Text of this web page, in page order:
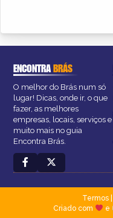
ENCONTRABRÁS
O melhor do Brás num só
lugar! Dicas, onde ir, o que
fazer, as melhores
empresas, locais, serviços e
muito mais no guia
Encontra Brás.
Termos|
Criado com
e